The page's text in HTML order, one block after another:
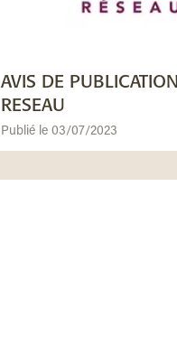
AVIS DE
RESEAU
Publié le 03/07/2023